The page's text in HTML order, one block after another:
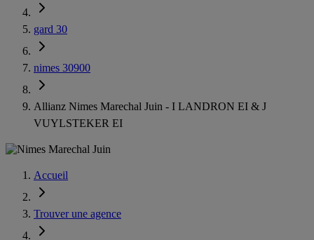
gard 30
nimes 30900
Allianz Nimes Marechal Juin - I LANDRON EI & J
VUYLSTEKER EI
Accueil
Trouver une agence